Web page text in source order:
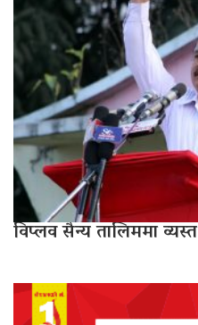
विप्लव सैन्य तालिममा व्यस्त